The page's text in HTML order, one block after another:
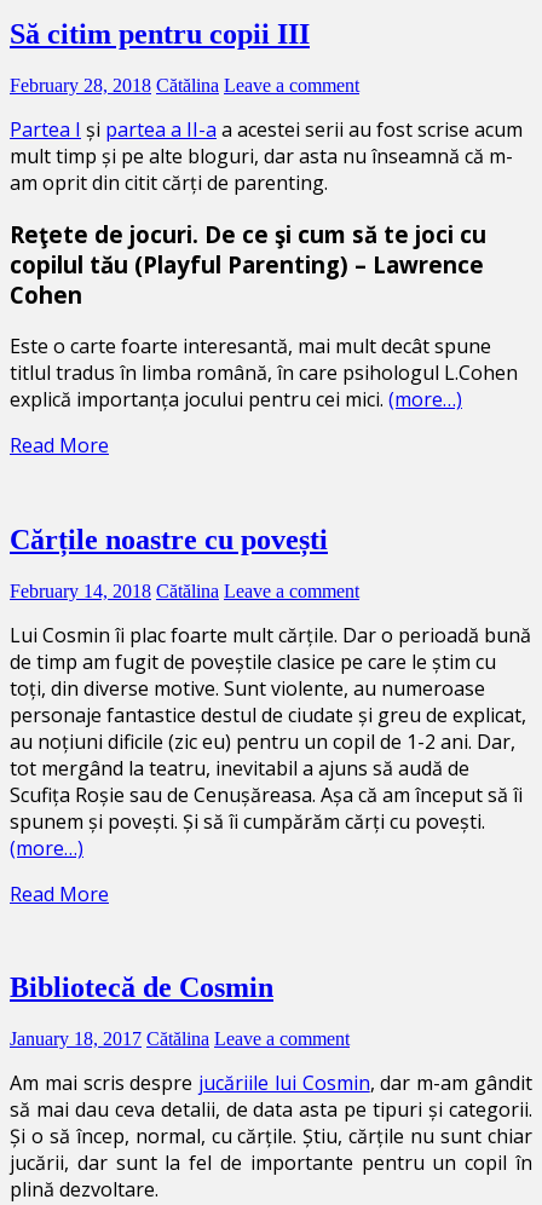
Să citim pentru copii III
February 28, 2018 Cătălina Leave a comment
Partea I și partea a II-a a acestei serii au fost scrise acum
mult timp și pe alte bloguri, dar asta nu înseamnă că m-
am oprit din citit cărți de parenting.
Reţete de jocuri. De ce şi cum să te joci cu
copilul tău (Playful Parenting) – Lawrence
Cohen
Este o carte foarte interesantă, mai mult decât spune
titlul tradus în limba română, în care psihologul L.Cohen
explică importanța jocului pentru cei mici. (more…)
Read More
Cărțile noastre cu povești
February 14, 2018 Cătălina Leave a comment
Lui Cosmin îi plac foarte mult cărțile. Dar o perioadă bună
de timp am fugit de poveștile clasice pe care le știm cu
toți, din diverse motive. Sunt violente, au numeroase
personaje fantastice destul de ciudate și greu de explicat,
au noțiuni dificile (zic eu) pentru un copil de 1-2 ani. Dar,
tot mergând la teatru, inevitabil a ajuns să audă de
Scufița Roșie sau de Cenușăreasa. Așa că am început să îi
spunem și povești. Și să îi cumpărăm cărți cu povești.
(more…)
Read More
Bibliotecă de Cosmin
January 18, 2017 Cătălina Leave a comment
Am mai scris despre jucăriile lui Cosmin, dar m-am gândit
să mai dau ceva detalii, de data asta pe tipuri și categorii.
Și o să încep, normal, cu cărțile. Știu, cărțile nu sunt chiar
jucării, dar sunt la fel de importante pentru un copil în
plină dezvoltare.